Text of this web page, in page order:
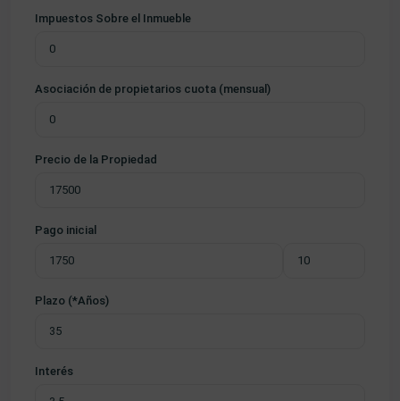
Impuestos Sobre el Inmueble
Asociación de propietarios cuota (mensual)
Precio de la Propiedad
Pago inicial
Plazo (*Años)
Interés